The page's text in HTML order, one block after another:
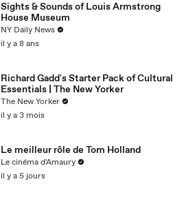
Sights & Sounds of Louis Armstrong
House Museum
NY Daily News
il y a 8 ans
Richard Gadd's Starter Pack of Cultural
Essentials | The New Yorker
The New Yorker
il y a 3 mois
Le meilleur rôle de Tom Holland
Le cinéma d'Amaury
il y a 5 jours